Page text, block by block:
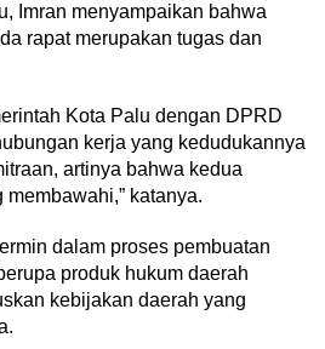
Imran menyampaikan bahwa
rapat merupakan tugas dan
Kota Palu dengan DPRD
kerja yang kedudukannya
artinya bahwa kedua
katanya.
dalam proses pembuatan
produk hukum daerah
kebijakan daerah yang